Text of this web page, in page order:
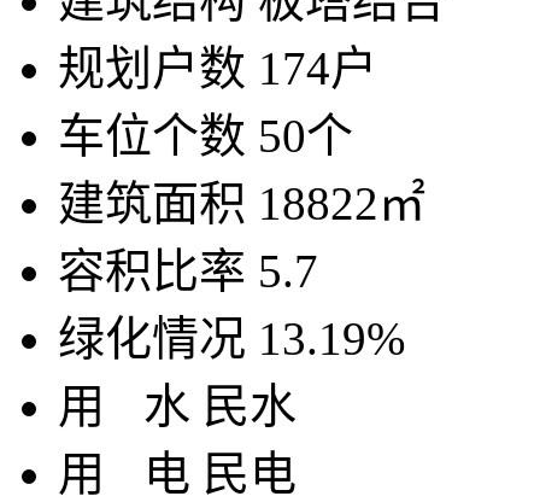
规划户数 174户
车位个数 50个
建筑面积 18822㎡
容积比率 5.7
绿化情况 13.19%
用 水 民水
用
电 民电